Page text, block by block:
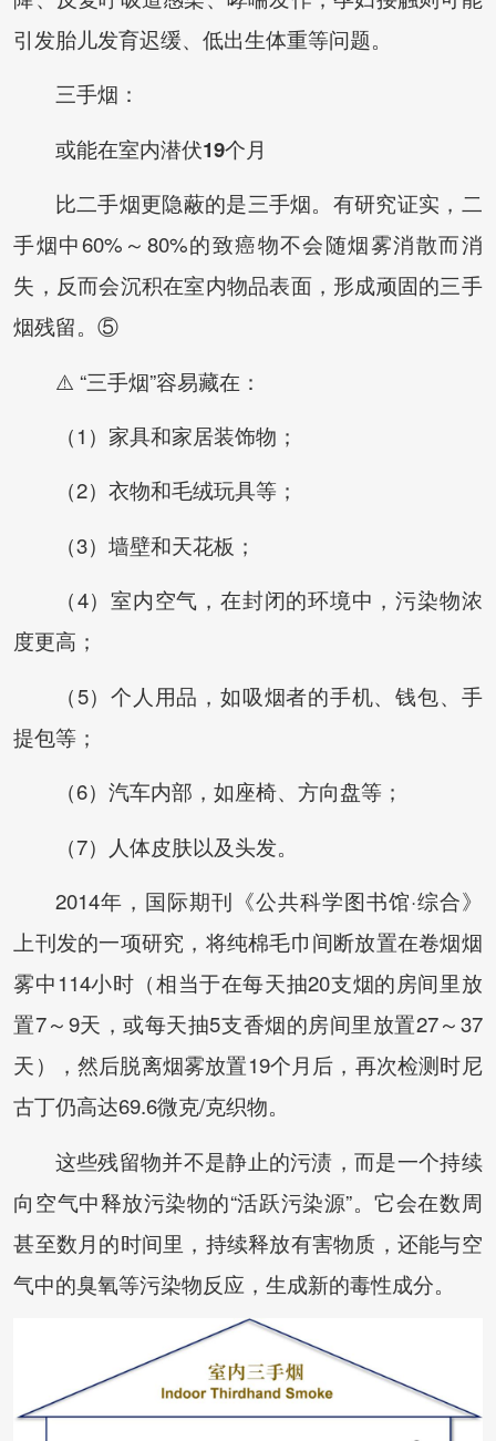
引发胎儿发育迟缓、低出生体重等问题。
三手烟：
或能在室内潜伏19个月
比二手烟更隐蔽的是三手烟。有研究证实，二
手烟中60%～80%的致癌物不会随烟雾消散而消
失，反而会沉积在室内物品表面，形成顽固的三手
烟残留。⑤
⚠️ “三手烟”容易藏在：
（1）家具和家居装饰物；
（2）衣物和毛绒玩具等；
（3）墙壁和天花板；
（4）室内空气，在封闭的环境中，污染物浓
度更高；
（5）个人用品，如吸烟者的手机、钱包、手
提包等；
（6）汽车内部，如座椅、方向盘等；
（7）人体皮肤以及头发。
2014年，国际期刊《公共科学图书馆·综合》
上刊发的一项研究，将纯棉毛巾间断放置在卷烟烟
雾中114小时（相当于在每天抽20支烟的房间里放
置7～9天，或每天抽5支香烟的房间里放置27～37
天），然后脱离烟雾放置19个月后，再次检测时尼
古丁仍高达69.6微克/克织物。
这些残留物并不是静止的污渍，而是一个持续
向空气中释放污染物的“活跃污染源”。它会在数周
甚至数月的时间里，持续释放有害物质，还能与空
气中的臭氧等污染物反应，生成新的毒性成分。